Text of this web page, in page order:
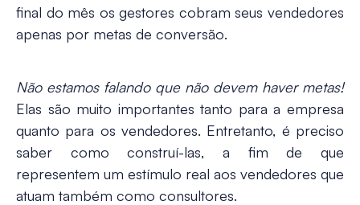
final do mês os gestores cobram seus vendedores
apenas por metas de conversão.
Não estamos falando que não devem haver metas!
Elas são muito importantes tanto para a empresa
quanto para os vendedores. Entretanto, é preciso
saber como construí-las, a fim de que
representem um estímulo real aos vendedores que
atuam também como consultores.